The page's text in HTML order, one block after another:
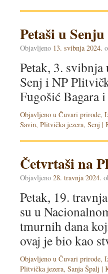
Petaši u
Objavljeno 13. svibnja 2024.
Petak, 3.
Senj i NP
Fugošić Bagara
Objavljeno u Čuvari prirode,
Savin, Plitvička jezera, Senj |
Četvrtaši na
Objavljeno 28. travnja 2024.
Petak, 19.
su u
tmurnih dana
ovaj je bio kao
Objavljeno u Čuvari prirode,
Plitvička jezera, Sanja Špalj |